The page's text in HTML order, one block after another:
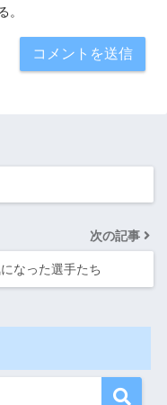
。
次の記事
なった選手たち